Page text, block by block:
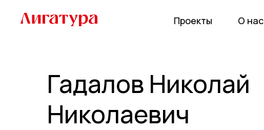
Проекты О нас
Гадалов Николай
Николаевич